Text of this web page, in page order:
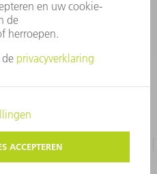
COPYRIGHT EN LOGO